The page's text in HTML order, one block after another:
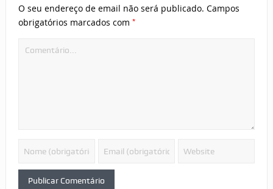
O seu endereço de email não será publicado. Campos
obrigatórios marcados com *